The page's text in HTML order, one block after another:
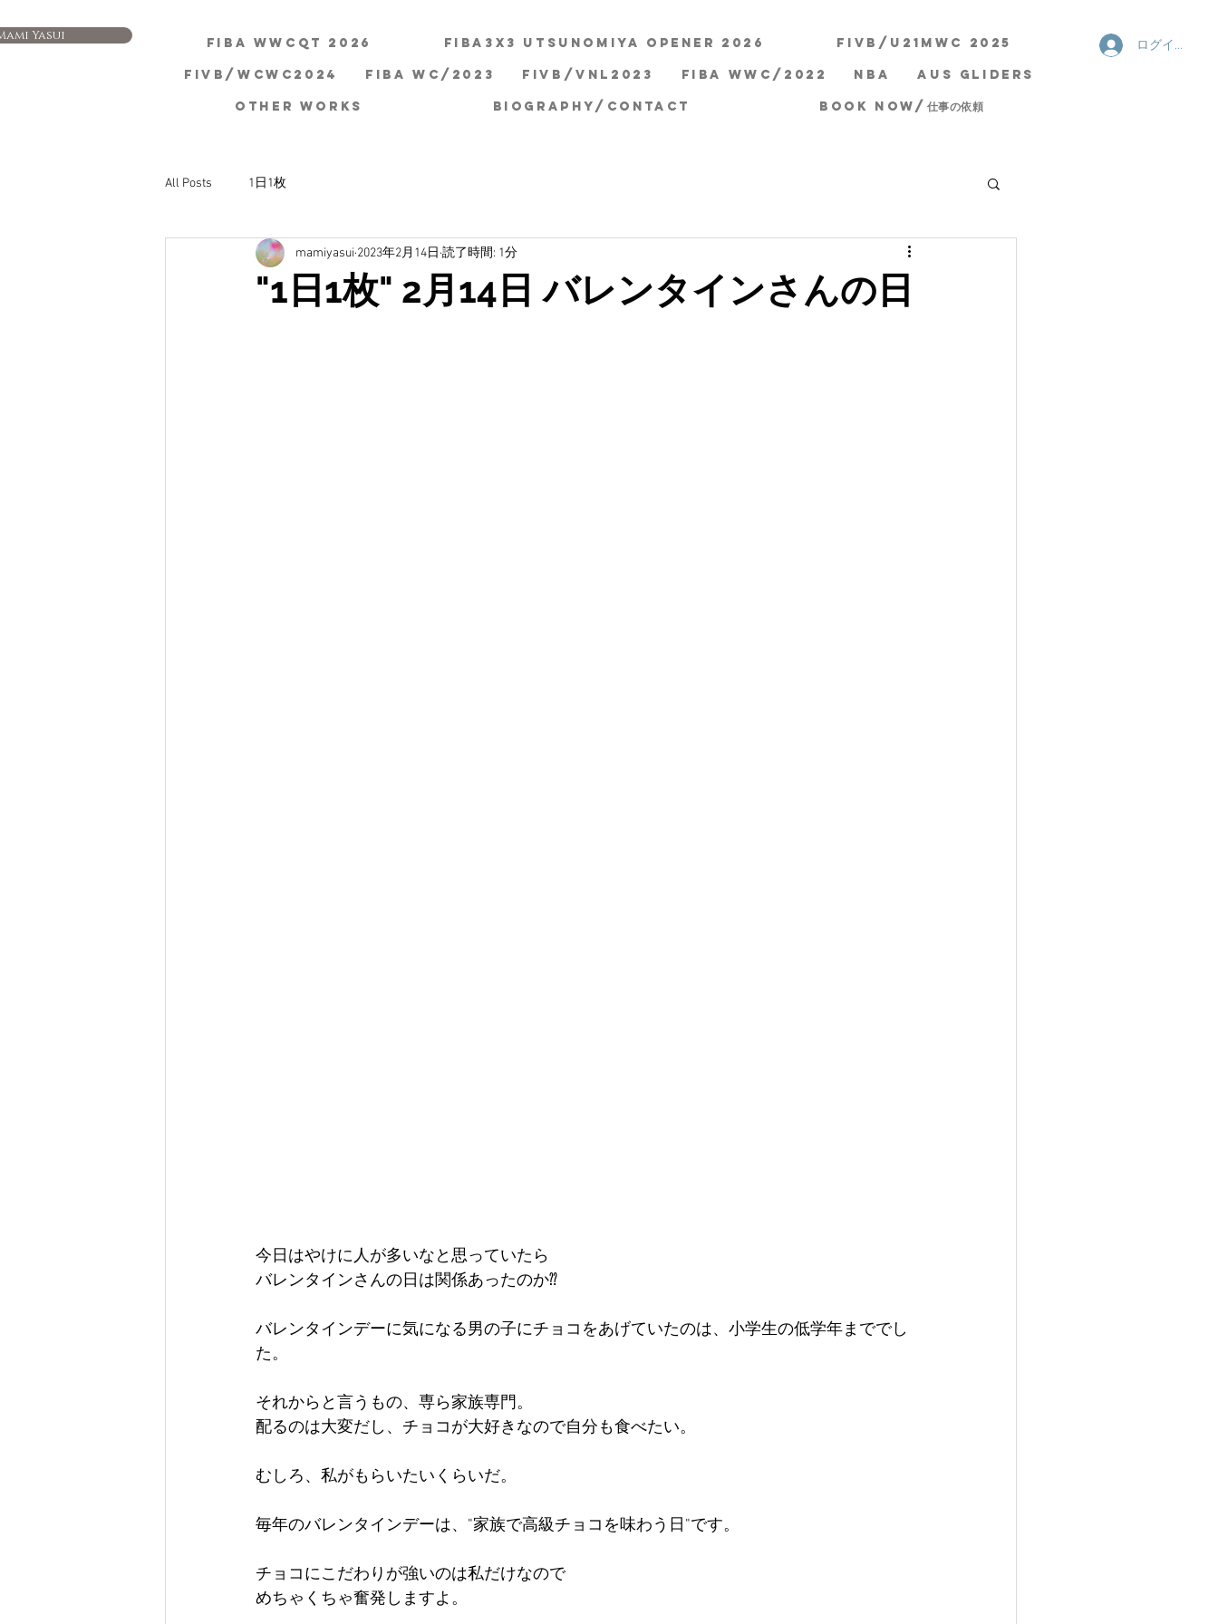
Yasui FIBA WWCQT 2026 FIBA3x3 Utsunomiya Opener 2026 FIVB/U21MWC 2025
FIVB/WCWC2024 FIBA WC/2023 FIVB/VNL2023 FIBA WWC/2022 NBA AUS Gliders
OTHER WORKS BIOGRAPHY/CONTACT Book now/仕事の依頼
ログイン
All Posts 1日1枚
"1日1枚" 2月14日 バレンタインさんの日
mamiyasui 2023年2月14日 読了時間: 1分
今日はやけに人が多いなと思っていたら
バレンタインさんの日は関係あったのか⁇
バレンタインデーに気になる男の子にチョコをあげていたのは、小学生の低学年まででし
た。
それからと言うもの、専ら家族専門。
配るのは大変だし、チョコが大好きなので自分も食べたい。
むしろ、私がもらいたいくらいだ。
毎年のバレンタインデーは、"家族で高級チョコを味わう日"です。
チョコにこだわりが強いのは私だけなので
めちゃくちゃ奮発しますよ。